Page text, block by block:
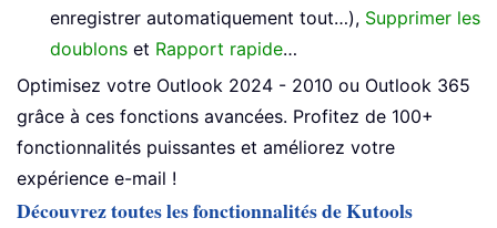
enregistrer automatiquement tout…), Supprimer les
doublons et Rapport rapide…
Optimisez votre Outlook 2024 - 2010 ou Outlook 365
grâce à ces fonctions avancées. Profitez de 100+
fonctionnalités puissantes et améliorez votre
expérience e-mail !
Découvrez toutes les fonctionnalités de Kutools